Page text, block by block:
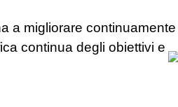
a migliorare continuamente
continua degli obiettivi e